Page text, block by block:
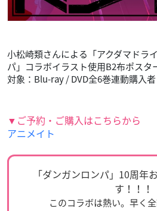
小松崎類さんによる「アクダマドラ
パ」コラボイラスト使用B2布ポスタ
対象：Blu-ray / DVD全6巻連動購入者
▼ご予約・ご購入はこちらから
アニメイト
「ダンガンロンパ」10周年
す！！！
このコラボは熱い。早く全